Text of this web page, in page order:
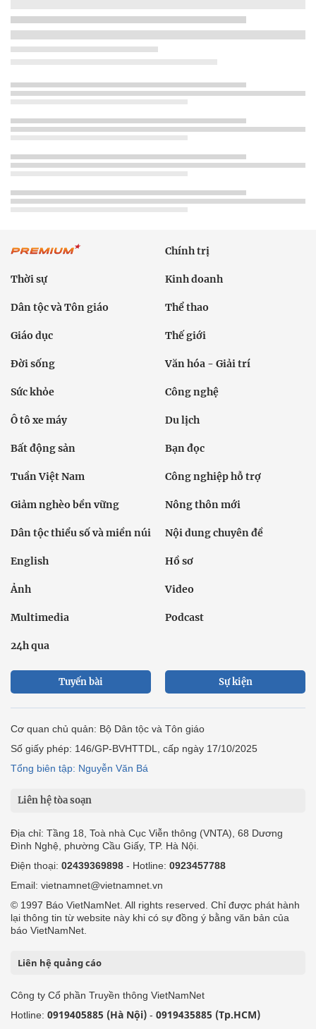
Chính trị
Thời sự Kinh doanh
Dân tộc và Tôn giáo Thể thao
Giáo dục Thế giới
Đời sống Văn hóa - Giải trí
Sức khỏe Công nghệ
Ô tô xe máy Du lịch
Bất động sản Bạn đọc
Tuần Việt Nam Công nghiệp hỗ trợ
Giảm nghèo bền vững Nông thôn mới
Dân tộc thiểu số và miền núi Nội dung chuyên đề
English Hồ sơ
Ảnh Video
Multimedia Podcast
24h qua
Tuyến bài Sự kiện
Cơ quan chủ quản: Bộ Dân tộc và Tôn giáo
Số giấy phép: 146/GP-BVHTTDL, cấp ngày 17/10/2025
Tổng biên tập: Nguyễn Văn Bá
Liên hệ tòa soạn
Địa chỉ: Tầng 18, Toà nhà Cục Viễn thông (VNTA), 68 Dương
Đình Nghệ, phường Cầu Giấy, TP. Hà Nội.
Điện thoại: 02439369898 - Hotline: 0923457788
Email: vietnamnet@vietnamnet.vn
© 1997 Báo VietNamNet. All rights reserved. Chỉ được phát hành
lại thông tin từ website này khi có sự đồng ý bằng văn bản của
báo VietNamNet.
Liên hệ quảng cáo
Công ty Cổ phần Truyền thông VietNamNet
Hotline: 0919405885 (Hà Nội) - 0919435885 (Tp.HCM)